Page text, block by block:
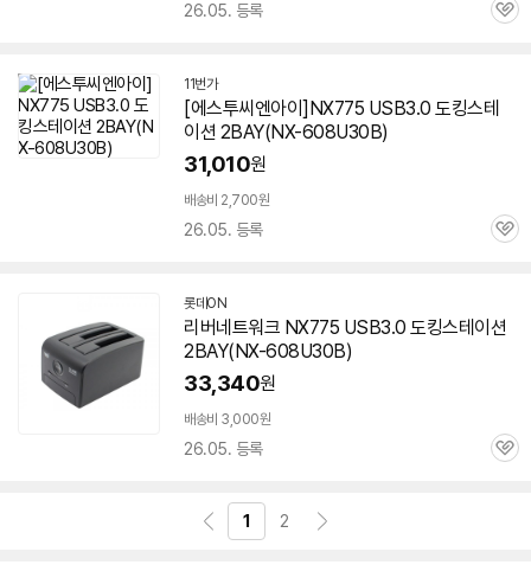
26.05. 등록
관
11번가
[에스투씨엔아이]NX775 USB3.0 도킹스테
이션 2BAY(NX-608U30B)
31,010원
배송비 2,700원
26.05. 등록
관
롯데ON
리버네트워크 NX775 USB3.0 도킹스테이션
2BAY(NX-608U30B)
33,340원
배송비 3,000원
26.05. 등록
관
1 2